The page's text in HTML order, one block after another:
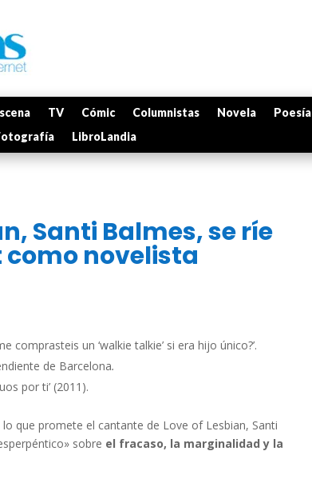
TV Cómic Columnistas Novela Poesía
LibroLandia
Santi Balmes, se ríe
como novelista
comprasteis un ‘walkie talkie’ si era hijo único?’.
de Barcelona.
por ti’ (2011).
que promete el cantante de Love of Lesbian, Santi
sobre el fracaso, la marginalidad y la